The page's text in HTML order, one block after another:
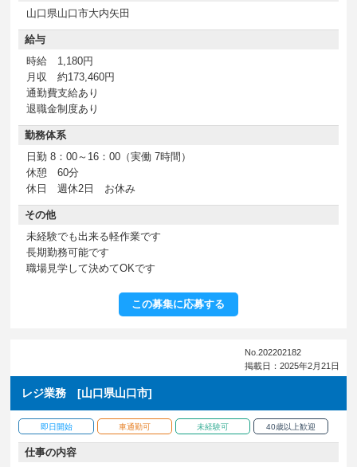
山口県山口市大内矢田
給与
時給 1,180円
月収 約173,460円
通勤費支給あり
退職金制度あり
勤務体系
日勤 8：00～16：00（実働 7時間）
休憩 60分
休日 週休2日 お休み
その他
未経験でも出来る軽作業です
長期勤務可能です
職場見学して決めてOKです
この募集に応募する
No.202202182
掲載日：2025年2月21日
レジ業務 [山口県山口市]
即日開始 車通勤可 未経験可 40歳以上歓迎
仕事の内容